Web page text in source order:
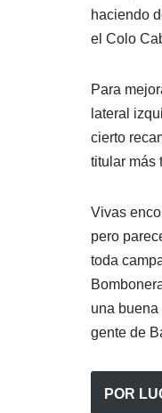
haciendo
el Colo
Para
lateral
cierto
titular más
Vivas
pero
toda
una buena
gente de
POR